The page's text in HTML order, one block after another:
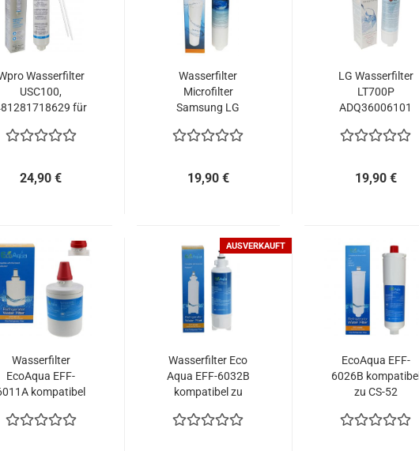
Wasserfilter
USC100,
für
24,90 €
Wasserfilter
Microfilter
Samsung LG
10105J
19,90 €
LG Wasserfilter
LT700P
ADQ36006101
19,90 €
Wasserfilter
EcoAqua EFF-
kompatibel
00003G
AUSVERKAUFT
Wasserfilter Eco
Aqua EFF-6032B
kompatibel zu
EcoAqua EFF-
6026B kompatibel
zu CS-52